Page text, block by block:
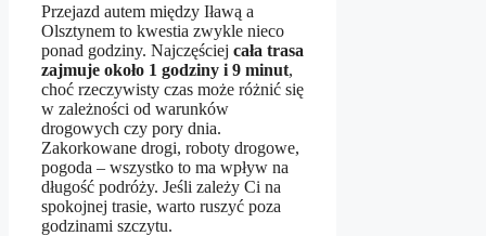
Przejazd autem między Iławą a
Olsztynem to kwestia zwykle nieco
ponad godziny. Najczęściej cała trasa
zajmuje około 1 godziny i 9 minut,
choć rzeczywisty czas może różnić się
w zależności od warunków
drogowych czy pory dnia.
Zakorkowane drogi, roboty drogowe,
pogoda – wszystko to ma wpływ na
długość podróży. Jeśli zależy Ci na
spokojnej trasie, warto ruszyć poza
godzinami szczytu.